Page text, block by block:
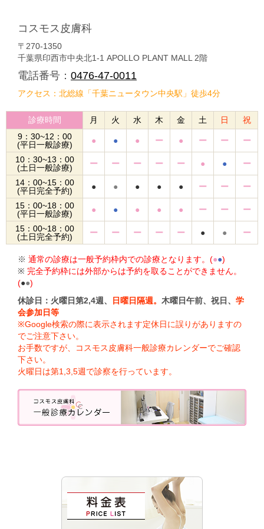
コスモス皮膚科
〒270-1350
千葉県印西市中央北1-1 APOLLO PLANT MALL 2階
電話番号： 0476-47-0011
アクセス：北総線「千葉ニュータウン中央駅」徒歩4分
診療時間 月 火 水 木 金 土 日
祝
9：30~12：00
(平日一般診療)
● ● ● ー ● ー ー
ー
10：30~13：00
(土日一般診療)
ー ー ー ー ー ● ●
ー
14：00~15：00
(平日完全予約)
● ● ● ● ● ー ー
ー
15：00~18：00
(平日一般診療)
● ● ● ● ● ー ー
ー
15：00~18：00
(土日完全予約)
ー ー ー ー ー ● ● ー
※ 通常の診療は一般予約枠内での診療となります。(●●)
※ 完全予約枠には外部からは予約を取ることができません。
(●●)
休診日：火曜日第2,4週、
日曜日隔週。 木曜日午前、祝日、 学
会参加日等
※Google検索の際に表示されます定休日に誤りがありますの
でご注意下さい。
お手数ですが、コスモス皮膚科一般診療カレンダーでご確認
下さい。
火曜日は第1,3,5週で診察を行っています。